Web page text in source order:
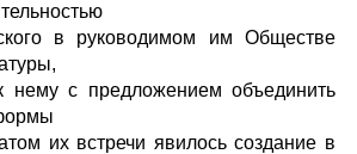
в руководимом им Обществе
нему с предложением объединить
их встречи явилось создание в